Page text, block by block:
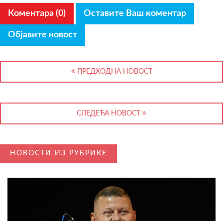
Коментара (0) Оставите Ваш коментар
Објавите новост
ПРЕДХОДНА НОВОСТ
СЛЕДЕЋА НОВОСТ
НОВОСТИ ИЗ РУБРИКЕ